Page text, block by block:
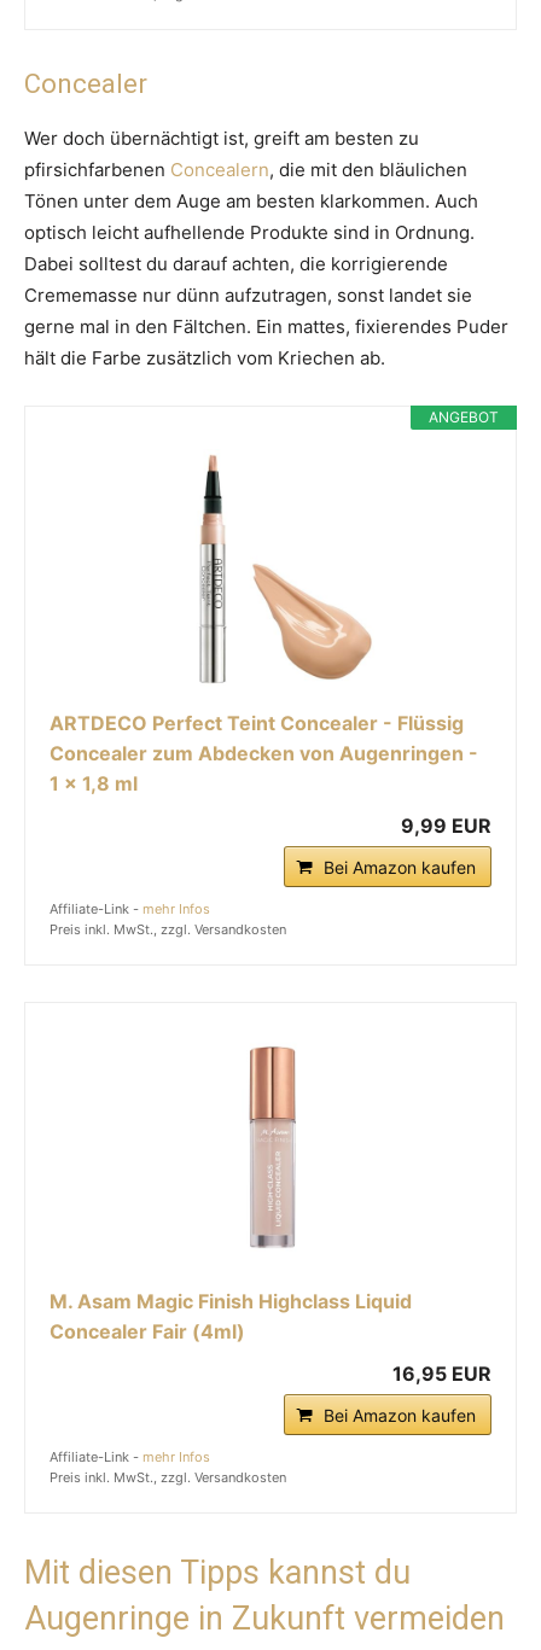
Concealer
Wer doch übernächtigt ist, greift am besten zu
pfirsichfarbenen Concealern, die mit den bläulichen
Tönen unter dem Auge am besten klarkommen. Auch
optisch leicht aufhellende Produkte sind in Ordnung.
Dabei solltest du darauf achten, die korrigierende
Crememasse nur dünn aufzutragen, sonst landet sie
gerne mal in den Fältchen. Ein mattes, fixierendes Puder
hält die Farbe zusätzlich vom Kriechen ab.
ANGEBOT
ARTDECO Perfect Teint Concealer - Flüssig
Concealer zum Abdecken von Augenringen -
1 x 1,8 ml
9,99 EUR
Bei Amazon kaufen
Affiliate-Link - mehr Infos
Preis inkl. MwSt., zzgl. Versandkosten
M. Asam Magic Finish Highclass Liquid
Concealer Fair (4ml)
16,95 EUR
Bei Amazon kaufen
Affiliate-Link - mehr Infos
Preis inkl. MwSt., zzgl. Versandkosten
Mit diesen Tipps kannst du
Augenringe in Zukunft vermeiden